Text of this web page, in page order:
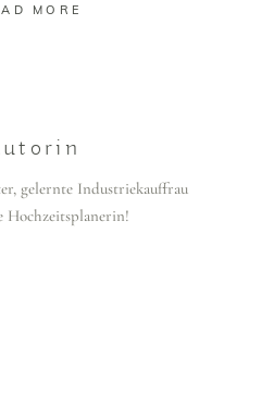
MORE
gelernte Industriekauffrau
Hochzeitsplanerin!